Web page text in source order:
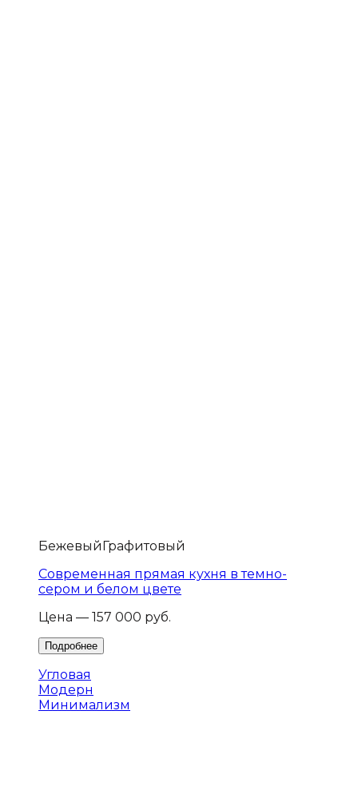
БежевыйГрафитовый
Современная прямая кухня в темно-
сером и белом цвете
Цена — 157 000 руб.
Угловая
Модерн
Минимализм